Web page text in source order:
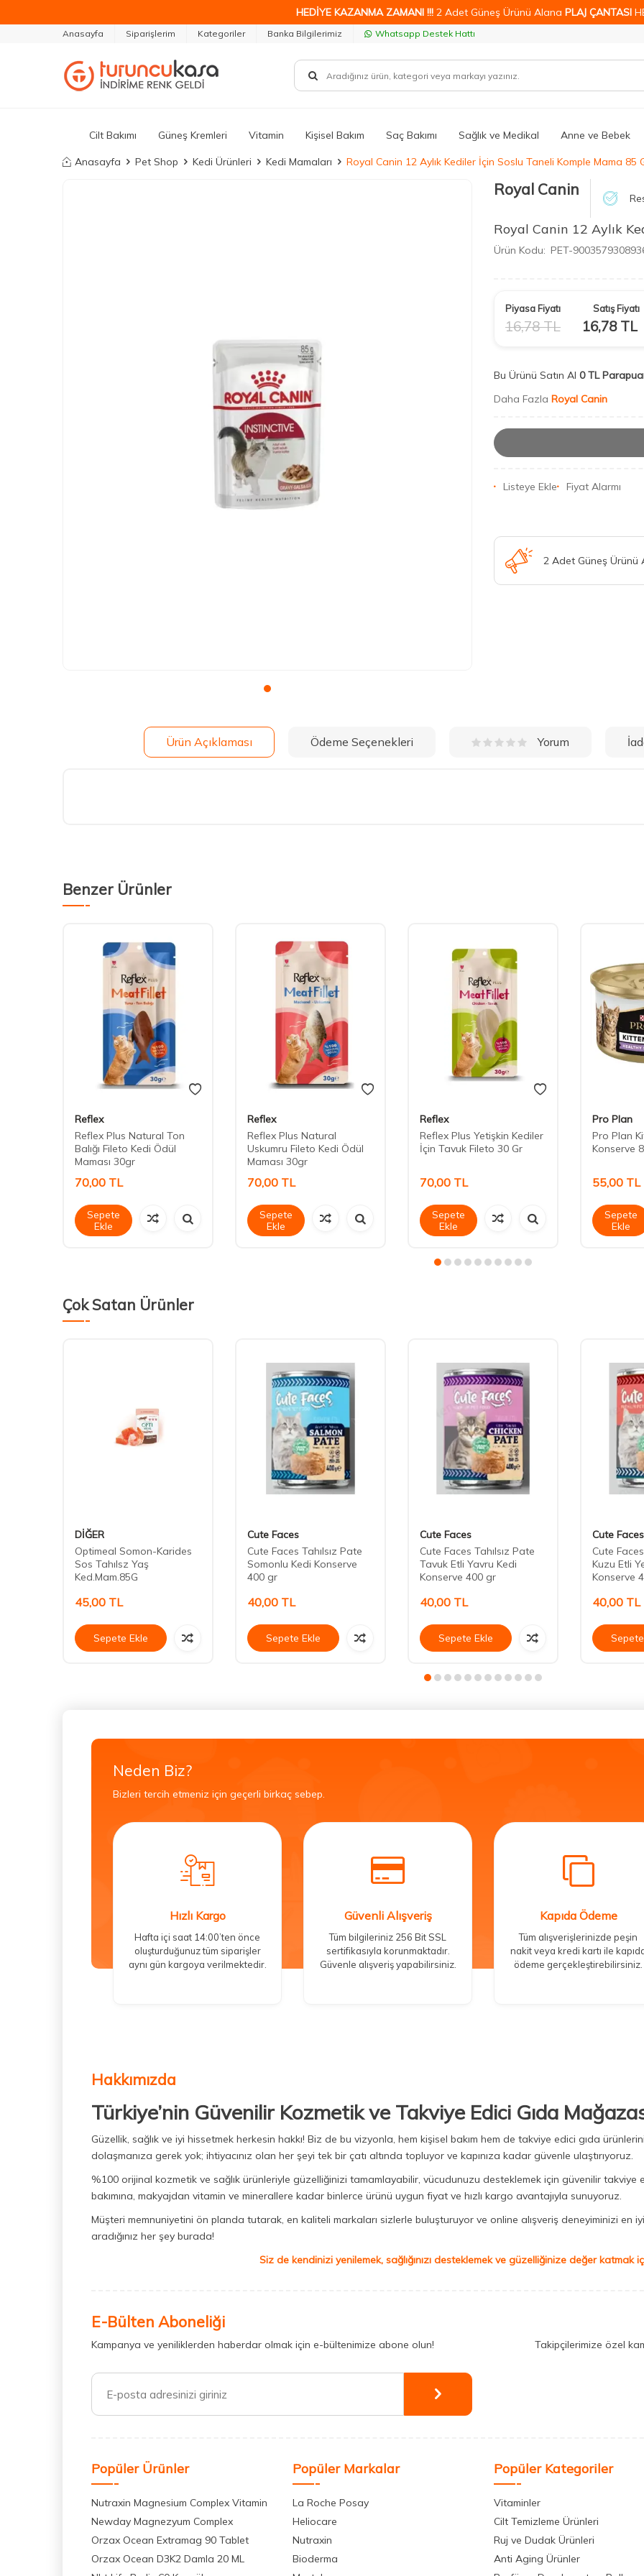
HEDİYE KAZANMA ZAMANI !!! 2 Adet Güneş Ürünü Alana PLAJ ÇANTASI
Anasayfa Siparişlerim Kategoriler Banka Bilgilerimiz Whatsapp Destek Hattı
Cilt Bakımı Güneş Kremleri Vitamin Kişisel Bakım Saç Bakımı Sağlık ve Medikal Anne ve Bebek
Anasayfa Pet Shop Kedi Ürünleri Kedi Mamaları Royal Canin 12 Aylık Kediler İçin Soslu Taneli Komple Mama 85
Royal Canin
Royal Canin 12 Aylık
Ürün Kodu: PET-
Piyasa Fiyatı
16,78TL
Satış Fiyatı
16,78TL
Bu Ürünü Satın Al 0 TL
Daha Fazla Royal Canin
Listeye Ekle Fiyat Alarmı
2 Adet Güneş Ürünü
Ürün Açıklaması Ödeme Seçenekleri Yorum
Benzer Ürünler
Reflex
Reflex Plus Natural Ton
Balığı Fileto Kedi Ödül
Maması 30gr
70,00 TL
Sepete
Ekle
Reflex
Reflex Plus Natural
Uskumru Fileto Kedi Ödül
Maması 30gr
70,00 TL
Sepete
Ekle
Reflex
Reflex Plus Yetişkin Kediler
İçin Tavuk Fileto 30 Gr
70,00 TL
Sepete
Ekle
Pro Plan
Pro Plan
Konserve
55,00 TL
Sepete
Ekle
Çok Satan Ürünler
DİĞER
Optimeal Somon-Karides
Sos Tahılsz Yaş
Ked.Mam.85G
45,00 TL
Sepete Ekle
Cute Faces
Cute Faces Tahılsız Pate
Somonlu Kedi Konserve
400 gr
40,00 TL
Sepete Ekle
Cute Faces
Cute Faces Tahılsız Pate
Tavuk Etli Yavru Kedi
Konserve 400 gr
40,00 TL
Sepete Ekle
Cute Faces
Cute
Kuzu Etli
Konserve
40,00 TL
Neden Biz?
Bizleri tercih etmeniz için geçerli birkaç sebep.
Hızlı Kargo
Hafta içi saat 14:00’ten önce
oluşturduğunuz tüm siparişler
aynı gün kargoya verilmektedir.
Güvenli Alışveriş
Tüm bilgileriniz 256 Bit SSL
sertifikasıyla korunmaktadır.
Güvenle alışveriş yapabilirsiniz.
Kapıda Ödeme
Tüm alışverişlerinizde peşin
nakit veya kredi kartı ile
ödeme gerçekleştirebilirsiniz.
Hakkımızda
Türkiye’nin Güvenilir Kozmetik ve Takviye Edici Gıda
Güzellik, sağlık ve iyi hissetmek herkesin hakkı! Biz de bu vizyonla, hem kişisel bakım hem de takviye edici gıda
dolaşmanıza gerek yok; ihtiyacınız olan her şeyi tek bir çatı altında topluyor ve kapınıza kadar güvenle ulaştırıyoruz.
%100 orijinal kozmetik ve sağlık ürünleriyle güzelliğinizi tamamlayabilir, vücudunuzu desteklemek için güvenilir takviye
bakımına, makyajdan vitamin ve minerallere kadar binlerce ürünü uygun fiyat ve hızlı kargo avantajıyla sunuyoruz.
Müşteri memnuniyetini ön planda tutarak, en kaliteli markaları sizlerle buluşturuyor ve online alışveriş deneyiminizi en
aradığınız her şey burada!
Siz de kendinizi yenilemek, sağlığınızı desteklemek ve güzelliğinize değer katmak
E-Bülten Aboneliği
Kampanya ve yeniliklerden haberdar olmak için e-bültenimize abone olun! Takipçilerimize özel
Popüler Ürünler
Nutraxin Magnesium Complex Vitamin
Newday Magnezyum Complex
Orzax Ocean Extramag 90 Tablet
Orzax Ocean D3K2 Damla 20 ML
Popüler Markalar
La Roche Posay
Heliocare
Nutraxin
Bioderma
Popüler Kategoriler
Vitaminler
Cilt Temizleme Ürünleri
Ruj ve Dudak Ürünleri
Anti Aging Ürünler